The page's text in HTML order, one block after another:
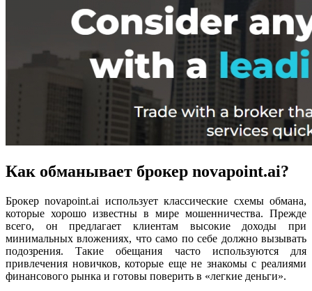
Как обманывает брокер novapoint.ai?
Брокер novapoint.ai использует классические схемы обмана,
которые хорошо известны в мире мошенничества. Прежде
всего, он предлагает клиентам высокие доходы при
минимальных вложениях, что само по себе должно вызывать
подозрения. Такие обещания часто используются для
привлечения новичков, которые еще не знакомы с реалиями
финансового рынка и готовы поверить в «легкие деньги».